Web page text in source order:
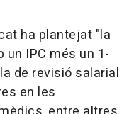
ha plantejat "la
un IPC més un 1-
de revisió salarial
en les